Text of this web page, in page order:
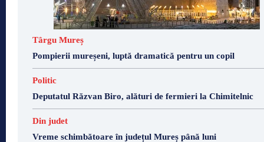
Târgu Mureș
Pompierii mureșeni, luptă dramatică pentru un copil
Politic
Deputatul Răzvan Biro, alături de fermieri la Chimitelnic
Din judet
Vreme schimbătoare în județul Mureș până luni